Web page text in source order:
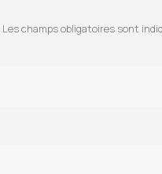
Les champs obligatoires sont